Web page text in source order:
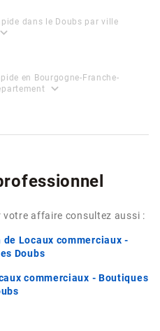
dans le Doubs par ville
expand_more
en Bourgogne-Franche-
expand_more
votre affaire consultez aussi :
de Locaux commerciaux -
Doubs
commerciaux - Boutiques